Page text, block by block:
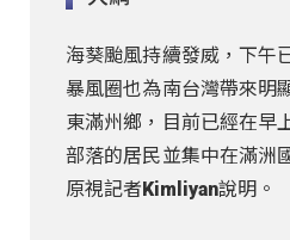
海葵颱風持續發威，下午
暴風圈也為南台灣帶來明
東滿州鄉，目前已經在早
部落的居民並集中在滿洲
原視記者Kimliyan說明。